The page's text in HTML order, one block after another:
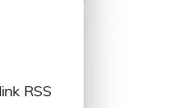
RSS